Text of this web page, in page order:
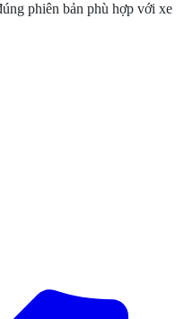
phiên bản phù hợp với xe